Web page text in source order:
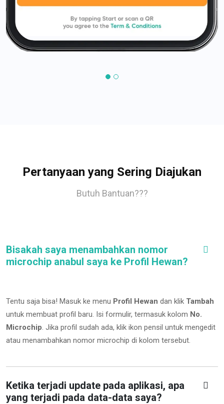
Pertanyaan yang Sering Diajukan
Butuh Bantuan???
Bisakah saya menambahkan nomor
microchip anabul saya ke Profil Hewan?
Tentu saja bisa! Masuk ke menu Profil Hewan dan klik Tambah
untuk membuat profil baru. Isi formulir, termasuk kolom No.
Microchip. Jika profil sudah ada, klik ikon pensil untuk mengedit
atau menambahkan nomor microchip di kolom tersebut.
Ketika terjadi update pada aplikasi, apa
yang terjadi pada data-data saya?